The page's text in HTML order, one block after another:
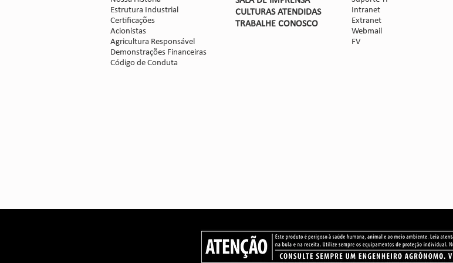
Estrutura Industrial
Certificações
Acionistas
Agricultura Responsável
Demonstrações Financeiras
Código de Conduta
CULTURAS ATENDIDAS
TRABALHE CONOSCO
Intranet
Extranet
Webmail
FV